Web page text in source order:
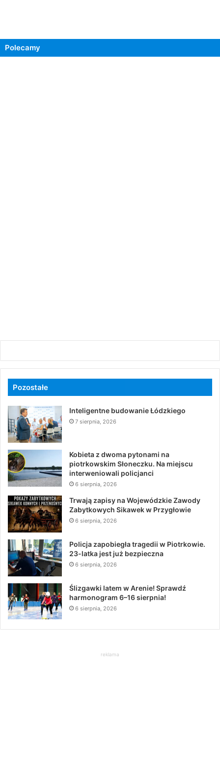
Polecamy
Pozostałe
Inteligentne budowanie Łódzkiego
7 sierpnia, 2026
Kobieta z dwoma pytonami na
piotrkowskim Słoneczku. Na miejscu
interweniowali policjanci
6 sierpnia, 2026
Trwają zapisy na Wojewódzkie Zawody
Zabytkowych Sikawek w Przygłowie
6 sierpnia, 2026
Policja zapobiegła tragedii w Piotrkowie.
23-latka jest już bezpieczna
6 sierpnia, 2026
Ślizgawki latem w Arenie! Sprawdź
harmonogram 6–16 sierpnia!
6 sierpnia, 2026
reklama